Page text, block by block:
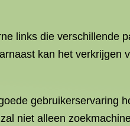
links die verschillende
kan het verkrijgen
gebruikerservaring
niet alleen